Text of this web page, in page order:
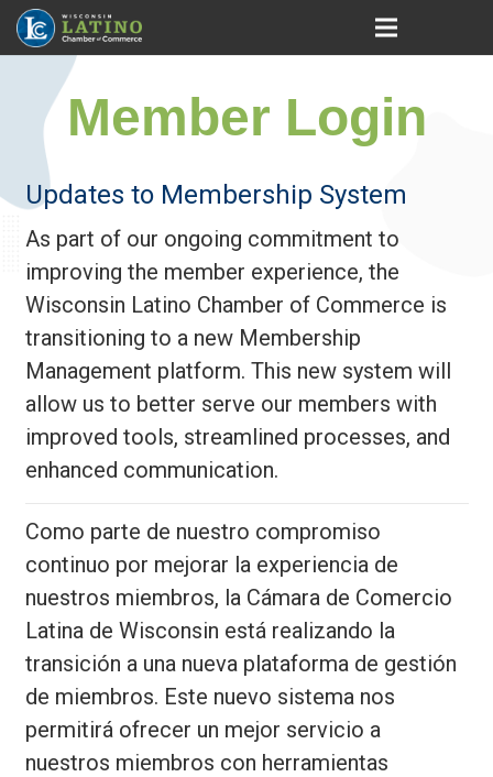
Member Login
Updates to Membership System
As part of our ongoing commitment to
improving the member experience, the
Wisconsin Latino Chamber of Commerce is
transitioning to a new Membership
Management platform. This new system will
allow us to better serve our members with
improved tools, streamlined processes, and
enhanced communication.
Como parte de nuestro compromiso
continuo por mejorar la experiencia de
nuestros miembros, la Cámara de Comercio
Latina de Wisconsin está realizando la
transición a una nueva plataforma de gestión
de miembros. Este nuevo sistema nos
permitirá ofrecer un mejor servicio a
nuestros miembros con herramientas